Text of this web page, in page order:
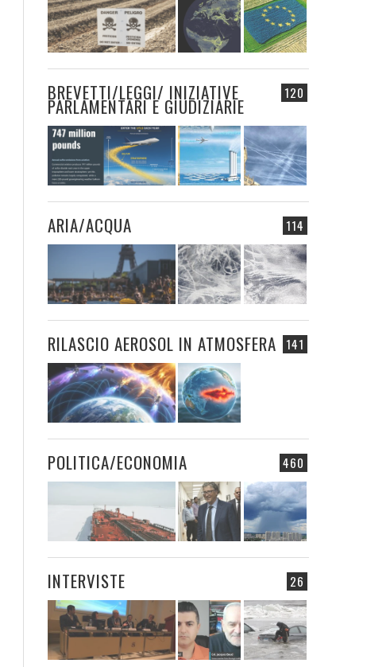
120
BREVETTI/LEGGI/ INIZIATIVE
PARLAMENTARI E GIUDIZIARIE
114
ARIA/ACQUA
141
RILASCIO AEROSOL IN ATMOSFERA
460
POLITICA/ECONOMIA
26
INTERVISTE